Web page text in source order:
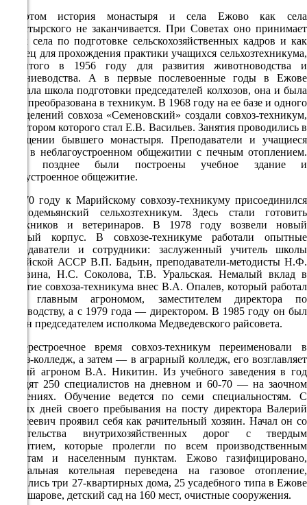
10.08
09:00
19°
764
50%
319°
10.08
12:00
21.6°
764
37%
4.9
334°
10.08
15:00
22.6°
764
35%
4.8
325°
На этом история монастыря и села Ежово как села
монастырского не заканчивается. При Советах оно принимает
облик села по подготовке сельскохозяйственных кадров и как
образец для прохождения практики учащихся сельхозтехникума,
открытого в 1956 году для развития животноводства и
растениеводства. А в первые послевоенные годы в Ежове
работала школа подготовки председателей колхозов, она и была
затем преобразована в техникум. В 1968 году на ее базе и одного
из отделений совхоза «Семеновский» создали совхоз-техникум,
директором которого стал Е.В. Васильев. Занятия проводились в
помещении бывшего монастыря. Преподаватели и учащиеся
жили в неблагоустроенном общежитии с печным отоплением.
Лишь позднее были построены учебное здание и
благоустроенное общежитие.
В 1970 году к Марийскому совхозу-техникуму присоединился
Козьмодемьянский сельхозтехникум. Здесь стали готовить
зоотехников и ветеринаров. В 1978 году возвели новый
учебный корпус. В совхозе-техникуме работали опытные
преподаватели и сотрудники: заслуженный учитель школы
Марийской АССР В.П. Бадьин, преподаватели-методисты Н.Ф.
Москвина, Н.С. Соколова, Т.В. Уральская. Немалый вклад в
развитие совхоза-техникума внес В.А. Опалев, который работал
здесь главным агрономом, заместителем директора по
производству, а с 1979 года — директором. В 1985 году он был
избран председателем исполкома Медведевского райсовета.
В перестроечное время совхоз-техникум переименовали в
совхоз-колледж, а затем — в аграрный колледж, его возглавляет
ученый агроном В.А. Никитин. Из учебного заведения в год
выходят 250 специалистов на дневном и 60-70 — на заочном
отделениях. Обучение ведется по семи специальностям. С
первых дней своего пребывания на посту директора Валерий
Алексеевич проявил себя как рачительный хозяин. Начал он со
строительства внутрихозяйственных дорог с твердым
покрытием, которые пролегли по всем производственным
объектам и населенным пунктам. Ежово газифицировано,
центральная котельная переведена на газовое отопление,
появились три 27-квартирных дома, 25 усадебного типа в Ежове
и Томшарове, детский сад на 160 мест, очистные сооружения.